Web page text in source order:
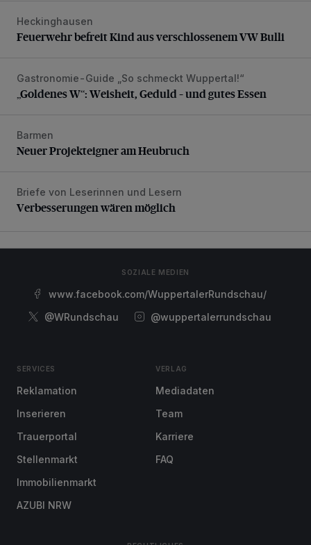
Feuerwehr befreit Kind aus verschlossenem VW Bulli
Heckinghausen
Feuerwehr befreit Kind aus verschlossenem VW Bulli
„Goldenes W“: Weisheit, Geduld – und gutes Essen
Gastronomie-Guide „So schmeckt Wuppertal!“
„Goldenes W“: Weisheit, Geduld – und gutes Essen
Neuer Projekteigner am Heubruch
Barmen
Neuer Projekteigner am Heubruch
Verbesserungen wären möglich
Briefe von Leserinnen und Lesern
Verbesserungen wären möglich
SOZIALE MEDIEN
www.facebook.com/WuppertalerRundschau/
@WRundschau
@wuppertalerrundschau
SERVICES
Reklamation
Inserieren
Trauerportal
Stellenmarkt
Immobilienmarkt
AZUBI NRW
VERLAG
Mediadaten
Team
Karriere
FAQ